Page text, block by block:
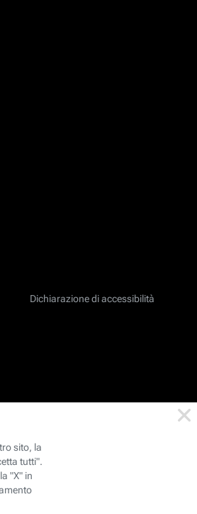
Dichiarazione di accessibilità